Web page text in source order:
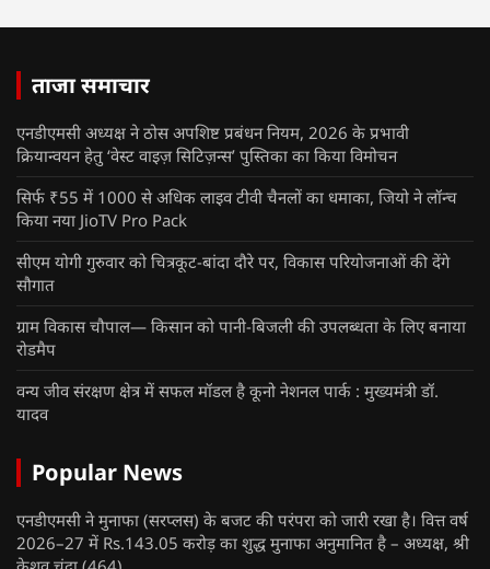
ताजा समाचार
एनडीएमसी अध्यक्ष ने ठोस अपशिष्ट प्रबंधन नियम, 2026 के प्रभावी
क्रियान्वयन हेतु ‘वेस्ट वाइज़ सिटिज़न्स’ पुस्तिका का किया विमोचन
सिर्फ ₹55 में 1000 से अधिक लाइव टीवी चैनलों का धमाका, जियो ने लॉन्च
किया नया JioTV Pro Pack
सीएम योगी गुरुवार को चित्रकूट-बांदा दौरे पर, विकास परियोजनाओं की देंगे
सौगात
ग्राम विकास चौपाल— किसान को पानी-बिजली की उपलब्धता के लिए बनाया
रोडमैप
वन्य जीव संरक्षण क्षेत्र में सफल मॉडल है कूनो नेशनल पार्क : मुख्यमंत्री डॉ.
यादव
Popular News
एनडीएमसी ने मुनाफा (सरप्लस) के बजट की परंपरा को जारी रखा है। वित्त वर्ष
2026–27 में Rs.143.05 करोड़ का शुद्ध मुनाफा अनुमानित है – अध्यक्ष, श्री